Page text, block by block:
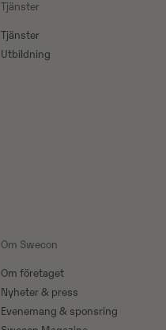
Tjänster
Tjänster
Utbildning
Om Swecon
Om företaget
Nyheter & press
Evenemang & sponsring